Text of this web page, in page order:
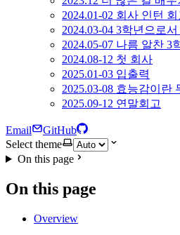
2024.01-02 회사 인턴 회
2024.03-04 3학년으로
2024.05-07 나름 알찬 3
2024.08-12 첫 회사
2025.01-03 입출력
2025.03-08 효능감이란
2025.09-12 연말회고
Email
GitHub
Select theme
On this page
On this page
Overview